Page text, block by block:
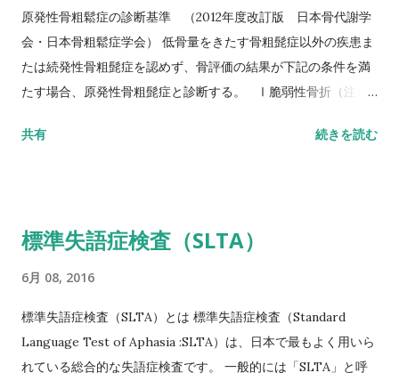
い評価方法はこちら記事を参照して下さい↓ 10メートル歩行テ
スト(10MWT)
原発性骨粗鬆症の診断基準 （2012年度改訂版 日本骨代謝学
会・日本骨粗鬆症学会） 低骨量をきたす骨粗髭症以外の疾患ま
たは続発性骨粗髭症を認めず、骨評価の結果が下記の条件を満
たす場合、原発性骨粗髭症と診断する。 Ⅰ脆弱性骨折（注1）
の脆弱性骨折（注3）があり、骨密度（注4）がYAMの80％未満
性骨折、軽微な外力とは、立った姿勢からの転倒か、それ以下
を確認することが望ましい。 注3 そのほかの脆弱性骨折：軽微
な外力によって発生した非外傷性骨折で、骨折部位は肋骨、骨
盤（恥骨、坐骨、仙骨を含む）上腕骨近位部、焼骨遠位端、下
共有 続きを読む
標準失語症検査（SLTA）
6月 08, 2016
標準失語症検査（SLTA）とは 標準失語症検査（Standard
Language Test of Aphasia :SLTA）は、日本で最もよく用いら
れている総合的な失語症検査です。 一般的には「SLTA」と呼